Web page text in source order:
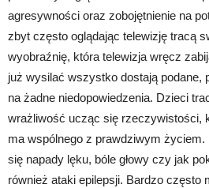
agresywności oraz zobojętnienie na
zbyt często oglądając telewizję tracą
wyobraźnię, która telewizja wręcz
już wysilać wszystko dostają podane,
na żadne niedopowiedzenia. Dzieci
wrażliwość ucząc się rzeczywistości,
ma wspólnego z prawdziwym
się napady lęku, bóle głowy czy jak
również ataki epilepsji. Bardzo często